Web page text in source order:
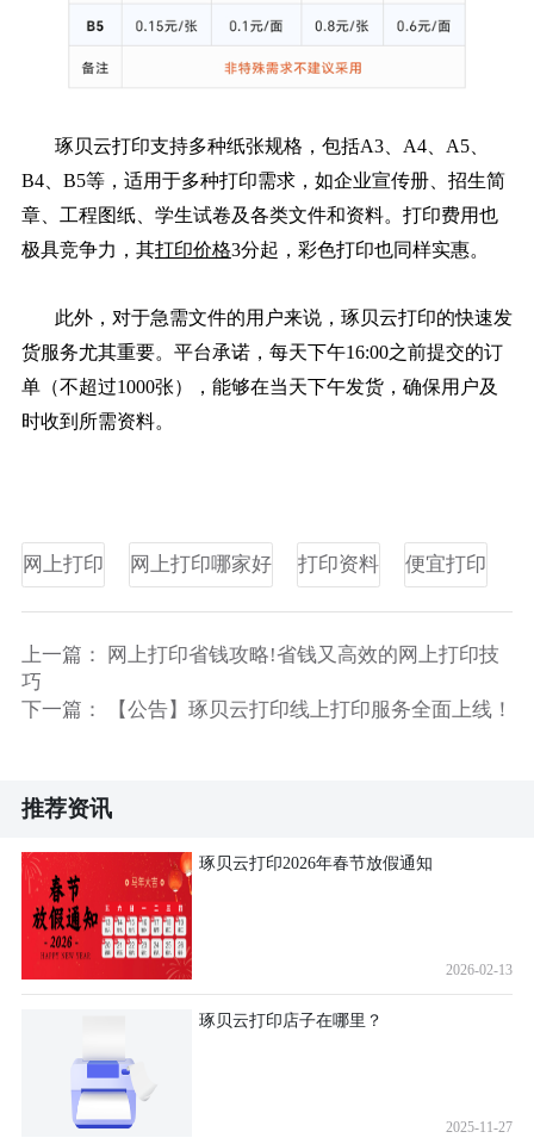
琢贝云打印支持多种纸张规格，包括A3、A4、A5、
B4、B5等，适用于多种打印需求，如企业宣传册、招生简
章、工程图纸、学生试卷及各类文件和资料。打印费用也
极具竞争力，其打印价格3分起，彩色打印也同样实惠。
此外，对于急需文件的用户来说，琢贝云打印的快速发
货服务尤其重要。平台承诺，每天下午16:00之前提交的订
单（不超过1000张），能够在当天下午发货，确保用户及
时收到所需资料。
网上打印 网上打印哪家好 打印资料 便宜打印
上一篇：
网上打印省钱攻略!省钱又高效的网上打印技
巧
下一篇：
【公告】琢贝云打印线上打印服务全面上线！
推荐资讯
琢贝云打印2026年春节放假通知
2026-02-13
琢贝云打印店子在哪里？
2025-11-27